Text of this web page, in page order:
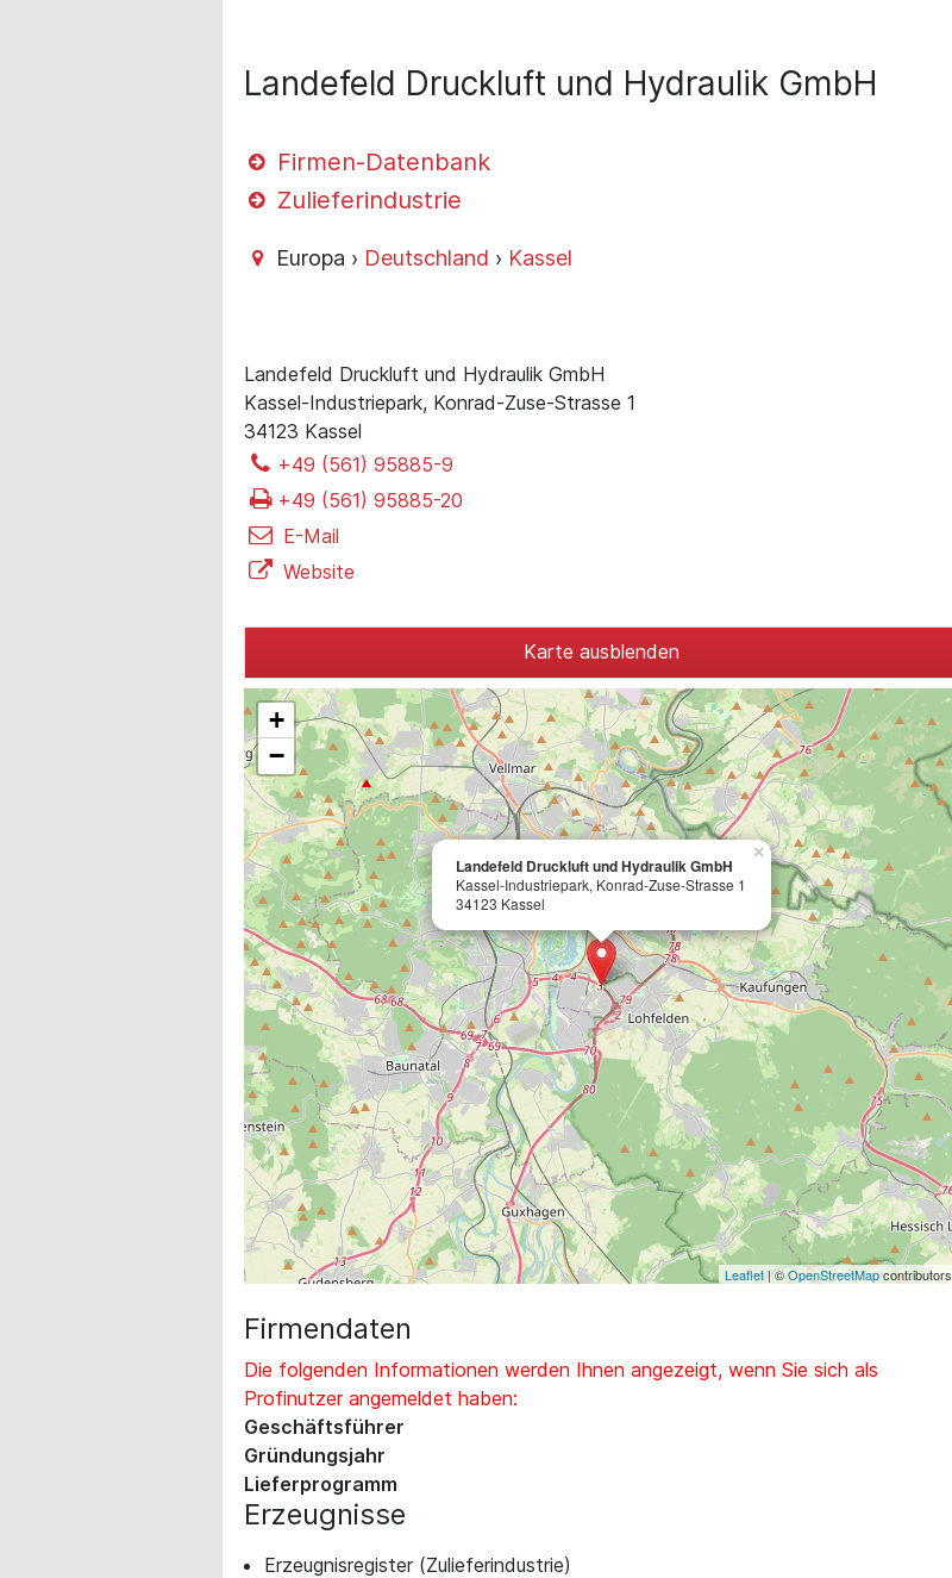
Landefeld Druckluft und Hydraulik GmbH
Firmen-Datenbank
Zulieferindustrie
Europa › Deutschland › Kassel
Landefeld Druckluft und Hydraulik GmbH
Kassel-Industriepark, Konrad-Zuse-Strasse 1
34123 Kassel
+49 (561) 95885-9
+49 (561) 95885-20
E-Mail
Website
Karte ausblenden
Landefeld Druckluft und Hydraulik GmbH
Kassel-Industriepark, Konrad-Zuse-Strasse 1
34123 Kassel
×
+
−
Leaflet | ©OpenStreetMapcontributors
Firmendaten
Die folgenden Informationen werden Ihnen angezeigt, wenn Sie sich als
Profinutzer angemeldet haben:
Geschäftsführer
Gründungsjahr
Lieferprogramm
Erzeugnisse
Erzeugnisregister (Zulieferindustrie)